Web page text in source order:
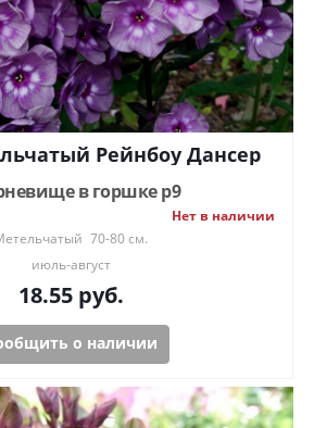
Рейнбоу Дансер
в горшке р9
Нет в наличии
70-80 см.
июль-август
18.55руб.
о наличии